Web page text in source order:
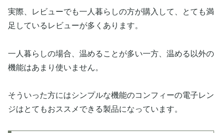
実際、レビューでも一人暮らしの方が購入して、とても満
足しているレビューが多くあります。
一人暮らしの場合、温めることが多い一方、温める以外の
機能はあまり使いません。
そういった方にはシンプルな機能のコンフィーの電子レン
ジはとてもおススメできる製品になっています。